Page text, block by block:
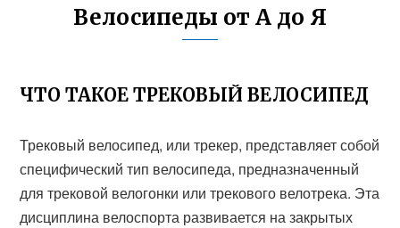
Велосипеды от А до Я
ЧТО ТАКОЕ ТРЕКОВЫЙ ВЕЛОСИПЕД
Трековый велосипед, или трекер, представляет собой
специфический тип велосипеда, предназначенный
для трековой велогонки или трекового велотрека. Эта
дисциплина велоспорта развивается на закрытых